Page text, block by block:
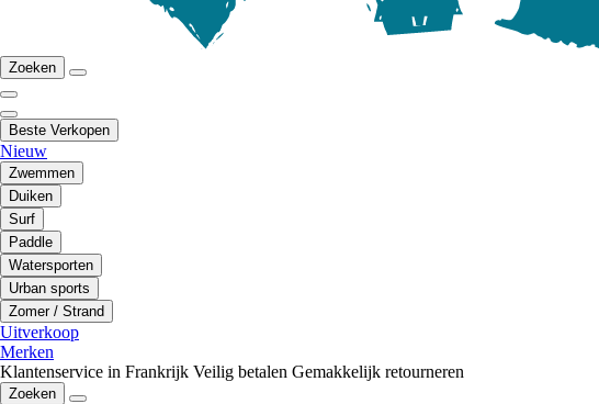
Zoeken
Beste Verkopen
Nieuw
Zwemmen
Duiken
Surf
Paddle
Watersporten
Urban sports
Zomer / Strand
Uitverkoop
Merken
Klantenservice in Frankrijk Veilig betalen Gemakkelijk retourneren
Zoeken